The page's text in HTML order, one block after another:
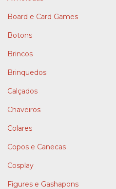
Board e Card Games
Botons
Brincos
Brinquedos
Calçados
Chaveiros
Colares
Copos e Canecas
Cosplay
Figures e Gashapons